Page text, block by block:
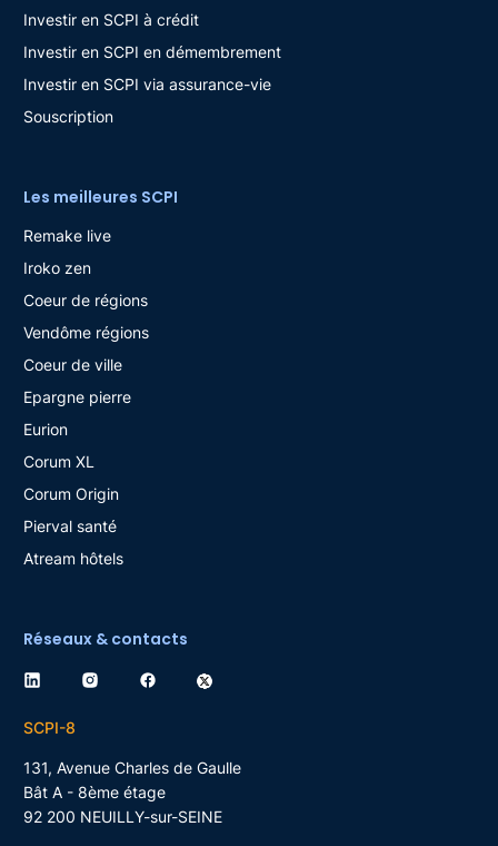
Investir en SCPI à crédit
Investir en SCPI en démembrement
Investir en SCPI via assurance-vie
Souscription
Les meilleures SCPI
Remake live
Iroko zen
Coeur de régions
Vendôme régions
Coeur de ville
Epargne pierre
Eurion
Corum XL
Corum Origin
Pierval santé
Atream hôtels
Réseaux & contacts
SCPI-8
131, Avenue Charles de Gaulle
Bât A - 8ème étage
92 200 NEUILLY-sur-SEINE